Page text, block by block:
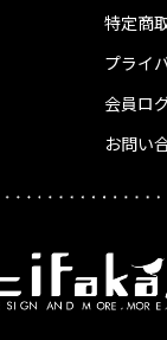
特定商
プライ
会員ロ
お問い